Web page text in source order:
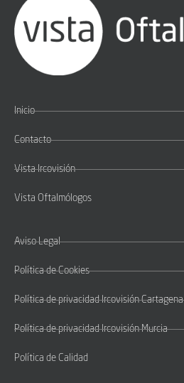
Inicio
Contacto
Vista Ircovisión
Vista Oftalmólogos
Aviso Legal
Política de Cookies
Política de privacidad Ircovisión Cartagena
Política de privacidad Ircovisión Murcia
Política de Calidad